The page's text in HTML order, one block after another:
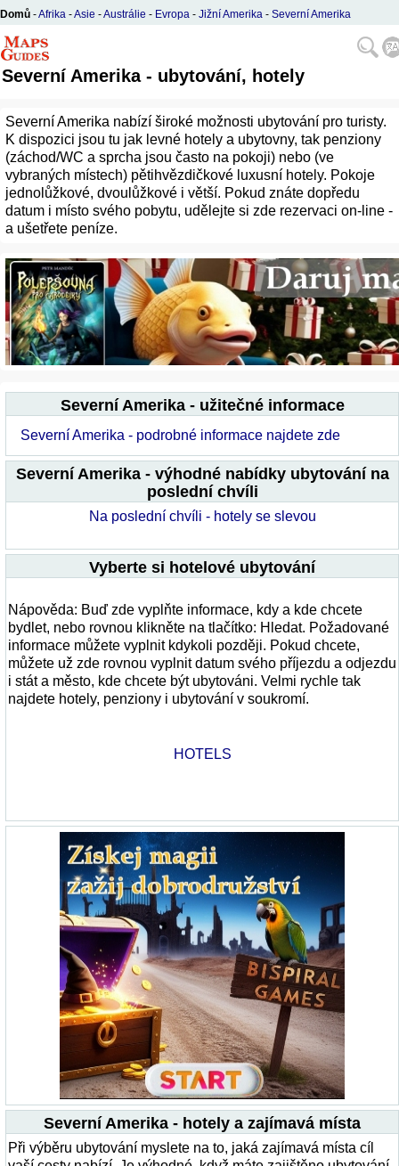
Domů -Afrika -Asie -Austrálie - Evropa - Jižní Amerika - Severní Amerika
Severní Amerika - ubytování, hotely
Severní Amerika nabízí široké možnosti ubytování pro turisty.
K dispozici jsou tu jak levné hotely a ubytovny, tak penziony
(záchod/WC a sprcha jsou často na pokoji) nebo (ve
vybraných místech) pětihvězdičkové luxusní hotely. Pokoje
jednolůžkové, dvoulůžkové i větší. Pokud znáte dopředu
datum i místo svého pobytu, udělejte si zde rezervaci on-line -
a ušetřete peníze.
Severní Amerika - užitečné informace
Severní Amerika - podrobné informace najdete zde
Severní Amerika - výhodné nabídky ubytování na
poslední chvíli
Na poslední chvíli - hotely se slevou
Vyberte si hotelové ubytování
Nápověda: Buď zde vyplňte informace, kdy a kde chcete
bydlet, nebo rovnou klikněte na tlačítko: Hledat. Požadované
informace můžete vyplnit kdykoli později. Pokud chcete,
můžete už zde rovnou vyplnit datum svého příjezdu a odjezdu
i stát a město, kde chcete být ubytováni. Velmi rychle tak
najdete hotely, penziony i ubytování v soukromí.
HOTELS
Severní Amerika - hotely a zajímavá místa
Při výběru ubytování myslete na to, jaká zajímavá místa cíl